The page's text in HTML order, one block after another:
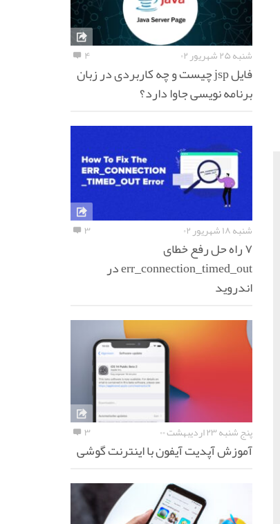
شنبه ۲۵ شهریور ۰۲ ۴
فایل jsp چیست و چه کاربردی در زبان
برنامه نویسی جاوا دارد؟
شنبه ۱۸ شهریور ۰۲ ۳
۷ راه حل رفع خطای
err_connection_timed_out در
اندروید
پنج شنبه ۲۳ اردیبهشت ۰۰ ۳
آموزش آپدیت آیفون با اینترنت گوشی